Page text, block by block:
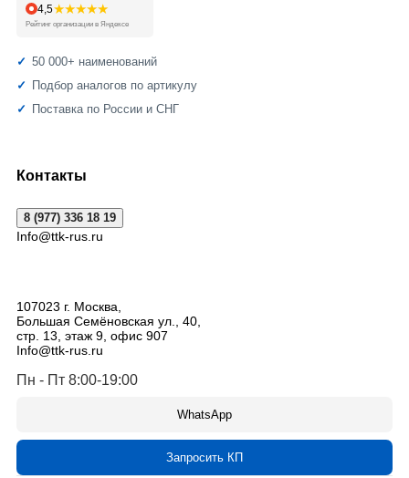
4,5★★★★★
Рейтинг организации в Яндексе
50 000+ наименований
Подбор аналогов по артикулу
Поставка по России и СНГ
Контакты
8 (977) 336 18 19
Info@ttk-rus.ru
107023 г. Москва,
Большая Семёновская ул., 40,
стр. 13, этаж 9, офис 907
Info@ttk-rus.ru
Пн - Пт 8:00-19:00
WhatsApp
Запросить КП